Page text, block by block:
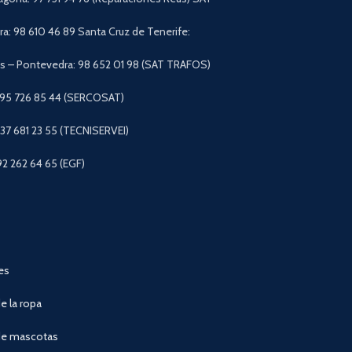
98 610 46 89 Santa Cruz de Tenerife:
– Pontevedra: 98 652 01 98 (SAT TRAFOS)
726 85 44 (SERCOSAT)
681 23 55 (TECNISERVEI)
262 64 65 (EGF)
la ropa
mascotas